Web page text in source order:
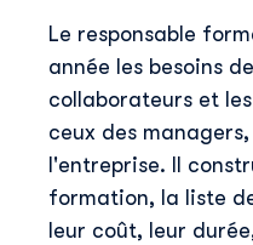
Nom*
E-mail professionnel*
Le responsable
année les besoins
collaborateurs et
ceux des
l'entreprise. Il
formation, la liste
leur coût, leur